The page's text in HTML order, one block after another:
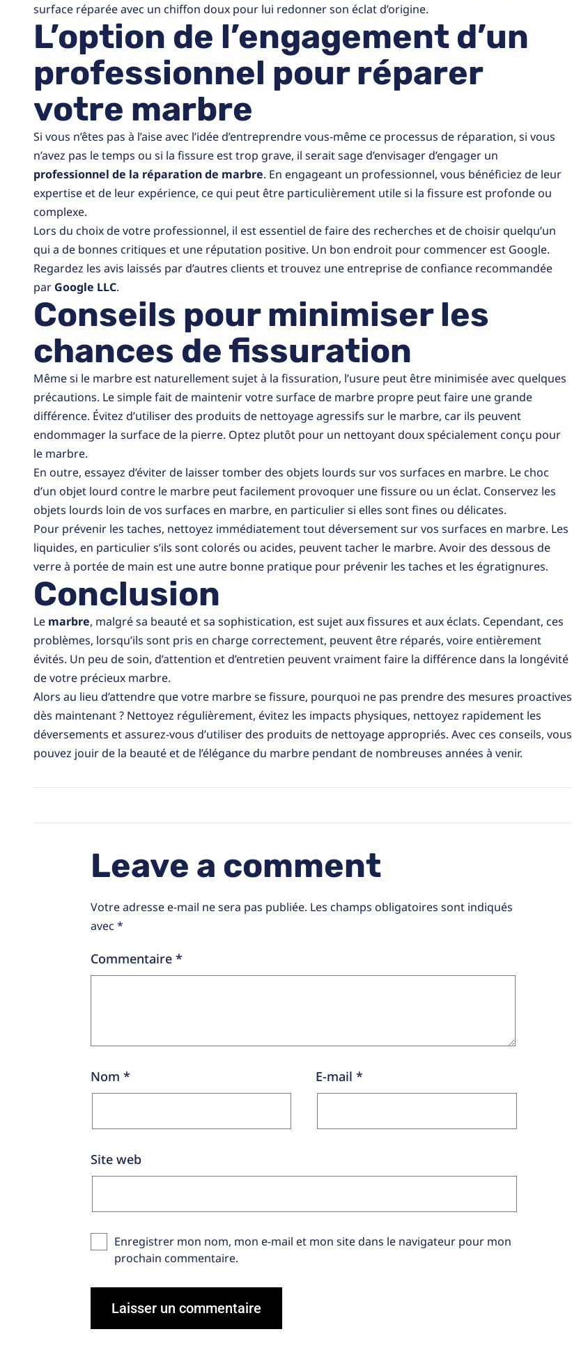
surface réparée avec un chiffon doux pour lui redonner son éclat d’origine.
L’option de l’engagement d’un
professionnel pour réparer
votre marbre
Si vous n’êtes pas à l’aise avec l’idée d’entreprendre vous-même ce processus de réparation, si vous
n’avez pas le temps ou si la fissure est trop grave, il serait sage d’envisager d’engager un
professionnel de la réparation de marbre. En engageant un professionnel, vous bénéficiez de leur
expertise et de leur expérience, ce qui peut être particulièrement utile si la fissure est profonde ou
complexe.
Lors du choix de votre professionnel, il est essentiel de faire des recherches et de choisir quelqu’un
qui a de bonnes critiques et une réputation positive. Un bon endroit pour commencer est Google.
Regardez les avis laissés par d’autres clients et trouvez une entreprise de confiance recommandée
par Google LLC.
Conseils pour minimiser les
chances de fissuration
Même si le marbre est naturellement sujet à la fissuration, l’usure peut être minimisée avec quelques
précautions. Le simple fait de maintenir votre surface de marbre propre peut faire une grande
différence. Évitez d’utiliser des produits de nettoyage agressifs sur le marbre, car ils peuvent
endommager la surface de la pierre. Optez plutôt pour un nettoyant doux spécialement conçu pour
le marbre.
En outre, essayez d’éviter de laisser tomber des objets lourds sur vos surfaces en marbre. Le choc
d’un objet lourd contre le marbre peut facilement provoquer une fissure ou un éclat. Conservez les
objets lourds loin de vos surfaces en marbre, en particulier si elles sont fines ou délicates.
Pour prévenir les taches, nettoyez immédiatement tout déversement sur vos surfaces en marbre. Les
liquides, en particulier s’ils sont colorés ou acides, peuvent tacher le marbre. Avoir des dessous de
verre à portée de main est une autre bonne pratique pour prévenir les taches et les égratignures.
Conclusion
Le marbre, malgré sa beauté et sa sophistication, est sujet aux fissures et aux éclats. Cependant, ces
problèmes, lorsqu’ils sont pris en charge correctement, peuvent être réparés, voire entièrement
évités. Un peu de soin, d’attention et d’entretien peuvent vraiment faire la différence dans la longévité
de votre précieux marbre.
Alors au lieu d’attendre que votre marbre se fissure, pourquoi ne pas prendre des mesures proactives
dès maintenant ? Nettoyez régulièrement, évitez les impacts physiques, nettoyez rapidement les
déversements et assurez-vous d’utiliser des produits de nettoyage appropriés. Avec ces conseils, vous
pouvez jouir de la beauté et de l’élégance du marbre pendant de nombreuses années à venir.
Leave a comment
Votre adresse e-mail ne sera pas publiée. Les champs obligatoires sont indiqués
avec *
Commentaire *
Nom * E-mail*
Site web
Enregistrer mon nom, mon e-mail et mon site dans le navigateur pour mon
prochain commentaire.